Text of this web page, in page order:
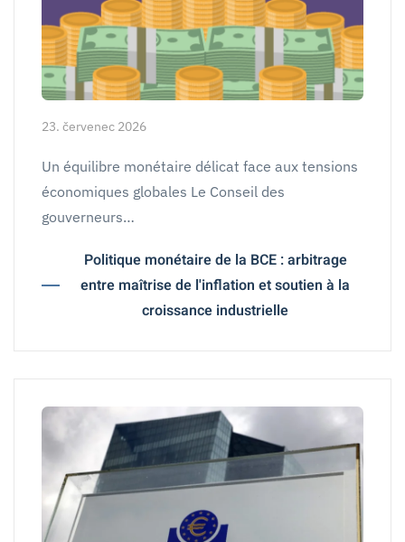
23. červenec 2026
Un équilibre monétaire délicat face aux tensions
économiques globales Le Conseil des
gouverneurs…
Politique monétaire de la BCE : arbitrage
entre maîtrise de l'inflation et soutien à la
croissance industrielle